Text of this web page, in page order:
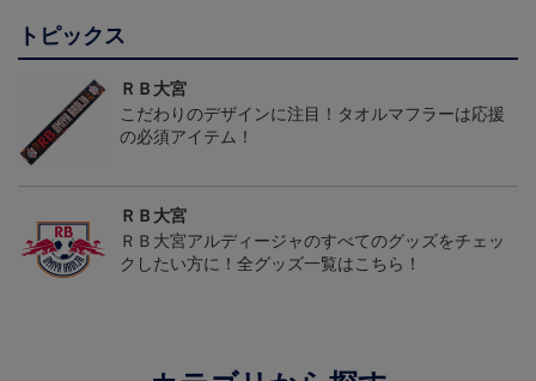
トピックス
ＲＢ大宮
こだわりのデザインに注目！タオルマフラーは応援
の必須アイテム！
ＲＢ大宮
ＲＢ大宮アルディージャのすべてのグッズをチェッ
クしたい方に！全グッズ一覧はこちら！